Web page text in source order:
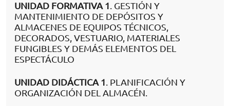
UNIDAD FORMATIVA 1. GESTIÓN Y
MANTENIMIENTO DE DEPÓSITOS Y
ALMACENES DE EQUIPOS TÉCNICOS,
DECORADOS, VESTUARIO, MATERIALES
FUNGIBLES Y DEMÁS ELEMENTOS DEL
ESPECTÁCULO
UNIDAD DIDÁCTICA 1. PLANIFICACIÓN Y
ORGANIZACIÓN DEL ALMACÉN.